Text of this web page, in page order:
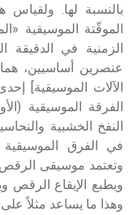
بالنسبة لها.
الزمنية في
عنصرين أساسيين، هما
الآلات الموسيقية]
الفرقة الموسيقية
النفخ الخشبية
في الفرق الموسيقية
وتعتمد موسيقى الرقص
ويطبع الإيقاع الرقص
وهذا ما يساعد مثلاً